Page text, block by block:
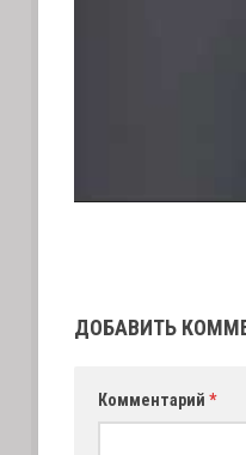
ДОБАВИТЬ
Комментарий *